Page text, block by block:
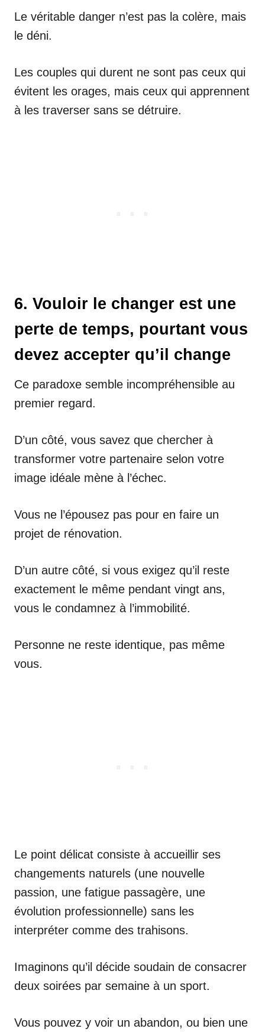
Le véritable danger n’est pas la colère, mais
le déni.
Les couples qui durent ne sont pas ceux qui
évitent les orages, mais ceux qui apprennent
à les traverser sans se détruire.
6. Vouloir le changer est une
perte de temps, pourtant vous
devez accepter qu’il change
Ce paradoxe semble incompréhensible au
premier regard.
D’un côté, vous savez que chercher à
transformer votre partenaire selon votre
image idéale mène à l’échec.
Vous ne l’épousez pas pour en faire un
projet de rénovation.
D’un autre côté, si vous exigez qu’il reste
exactement le même pendant vingt ans,
vous le condamnez à l’immobilité.
Personne ne reste identique, pas même
vous.
Le point délicat consiste à accueillir ses
changements naturels (une nouvelle
passion, une fatigue passagère, une
évolution professionnelle) sans les
interpréter comme des trahisons.
Imaginons qu’il décide soudain de consacrer
deux soirées par semaine à un sport.
Vous pouvez y voir un abandon, ou bien une